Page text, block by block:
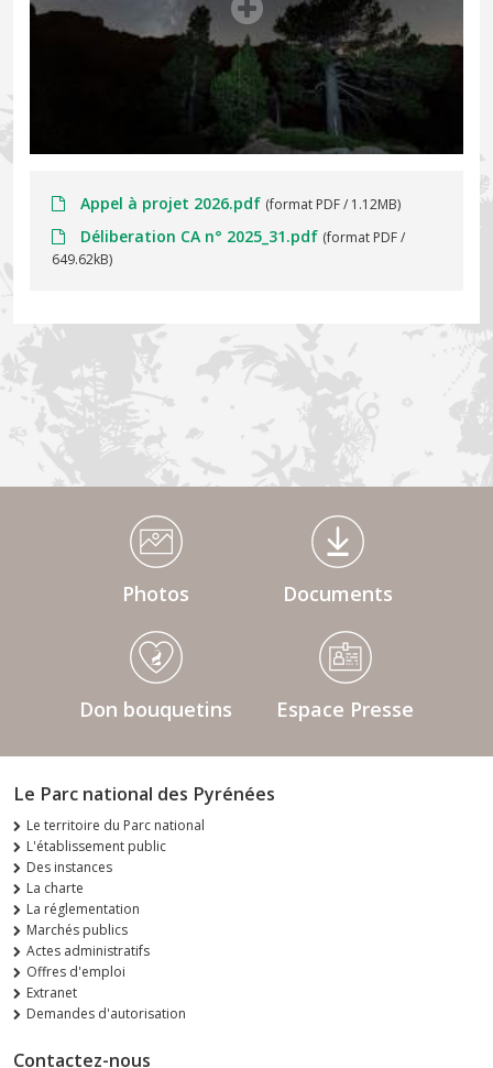
Appel à projet 2026.pdf (format PDF / 1.12MB)
Déliberation CA n° 2025_31.pdf (format PDF /
649.62kB)
Médiathèque Footer
Photos Documents
Don bouquetins Espace Presse
Le Parc national des Pyrénées
Le territoire du Parc national
L'établissement public
Des instances
La charte
La réglementation
Marchés publics
Actes administratifs
Offres d'emploi
Extranet
Demandes d'autorisation
Contactez-nous